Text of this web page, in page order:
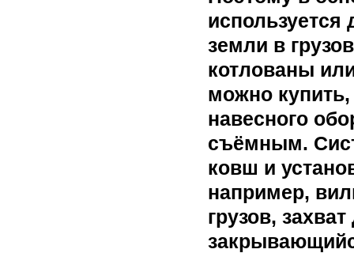
используется
земли в
котлованы
можно
навесного
съёмным.
ковш и
например,
грузов,